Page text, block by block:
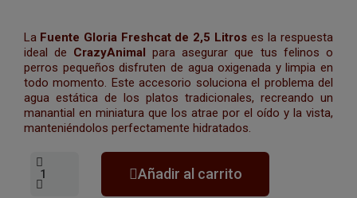
La Fuente Gloria Freshcat de 2,5 Litros es la respuesta
ideal de CrazyAnimal para asegurar que tus felinos o
perros pequeños disfruten de agua oxigenada y limpia en
todo momento. Este accesorio soluciona el problema del
agua estática de los platos tradicionales, recreando un
manantial en miniatura que los atrae por el oído y la vista,
manteniéndolos perfectamente hidratados.
Añadir al carrito